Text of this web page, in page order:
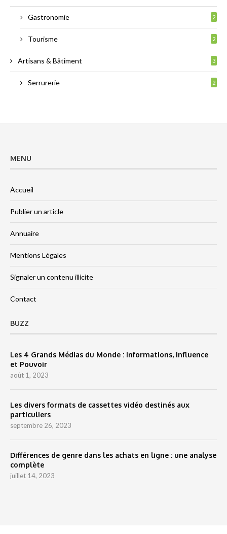
Gastronomie 2
Tourisme 2
Artisans & Bâtiment 3
Serrurerie 2
MENU
Accueil
Publier un article
Annuaire
Mentions Légales
Signaler un contenu illicite
Contact
BUZZ
Les 4 Grands Médias du Monde : Informations, Influence
et Pouvoir
août 1, 2023
Les divers formats de cassettes vidéo destinés aux
particuliers
septembre 26, 2023
Différences de genre dans les achats en ligne : une analyse
complète
juillet 14, 2023